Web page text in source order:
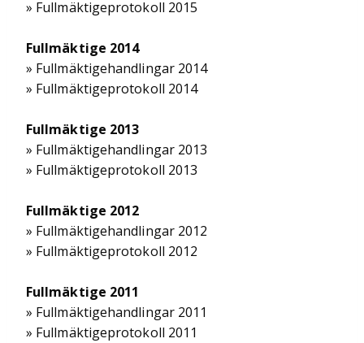
» Fullmäktigeprotokoll 2015
Fullmäktige 2014
» Fullmäktigehandlingar 2014
» Fullmäktigeprotokoll 2014
Fullmäktige 2013
» Fullmäktigehandlingar 2013
» Fullmäktigeprotokoll 2013
Fullmäktige 2012
» Fullmäktigehandlingar 2012
» Fullmäktigeprotokoll 2012
Fullmäktige 2011
» Fullmäktigehandlingar 2011
» Fullmäktigeprotokoll 2011